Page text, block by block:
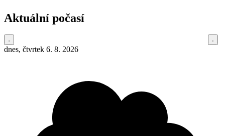
Aktuální počasí
dnes, čtvrtek 6. 8. 2026